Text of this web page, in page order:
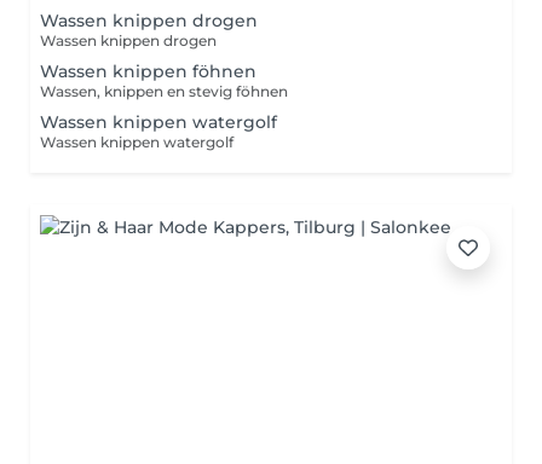
Wassen knippen drogen
Wassen knippen drogen
Wassen knippen föhnen
Wassen, knippen en stevig föhnen
Wassen knippen watergolf
Wassen knippen watergolf